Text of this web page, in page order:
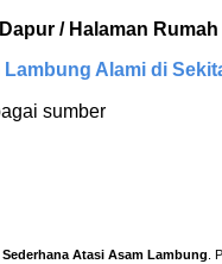
/ Halaman Rumah
Lambung Alami di
sumber
Sederhana Atasi Asam Lambung .